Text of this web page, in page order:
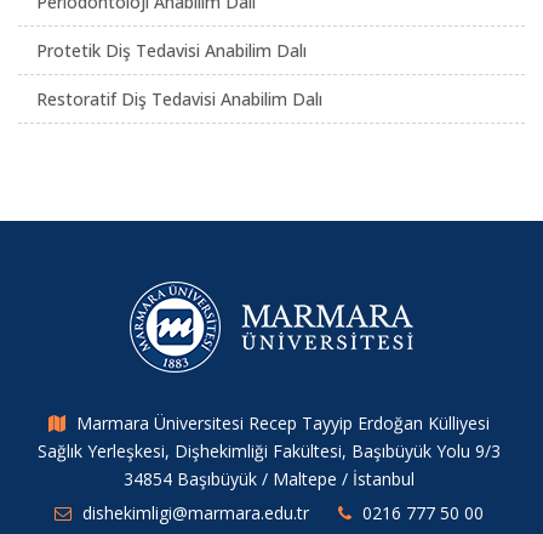
Protetik Diş Tedavisi Anabilim Dalı
Restoratif Diş Tedavisi Anabilim Dalı
Marmara Üniversitesi Recep Tayyip Erdoğan Külliyesi
Sağlık Yerleşkesi, Dişhekimliği Fakültesi, Başıbüyük Yolu 9/3
34854 Başıbüyük / Maltepe / İstanbul
dishekimligi@marmara.edu.tr
0216 777 50 00